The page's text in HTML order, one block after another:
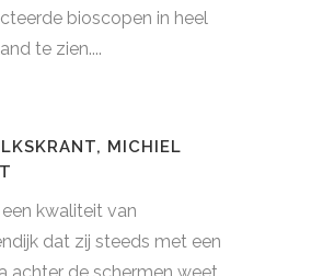
bioscopen in heel
te zien....
MICHIEL
een kwaliteit van
dat zij steeds met een